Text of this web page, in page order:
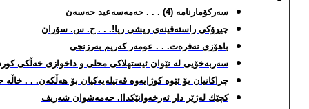
سه‌ركۆمارنامه‌ (4) . . . حه‌مه‌سه‌عید حه‌سه‌ن
چیڕۆكی راسته‌قینه‌ی ریشی ریا!. . . ح. س. سۆران
باهۆزی نه‌فره‌ت. . . عومه‌ر كه‌ریم به‌رزنجی
سه‌ربه‌خۆیی له‌ نێوان ئیستهلاكی محلی و داخوازی خه‌ڵكی
چراكانیان بۆ ئێوه‌ كوژایه‌وه‌ قه‌تیله‌یه‌كیان بۆ هه‌ڵكه‌ن. . . خاڵه‌
كچێك له‌ژێر دار ئه‌رخه‌وانێكدا!. حه‌مه‌شوان شه‌ریف